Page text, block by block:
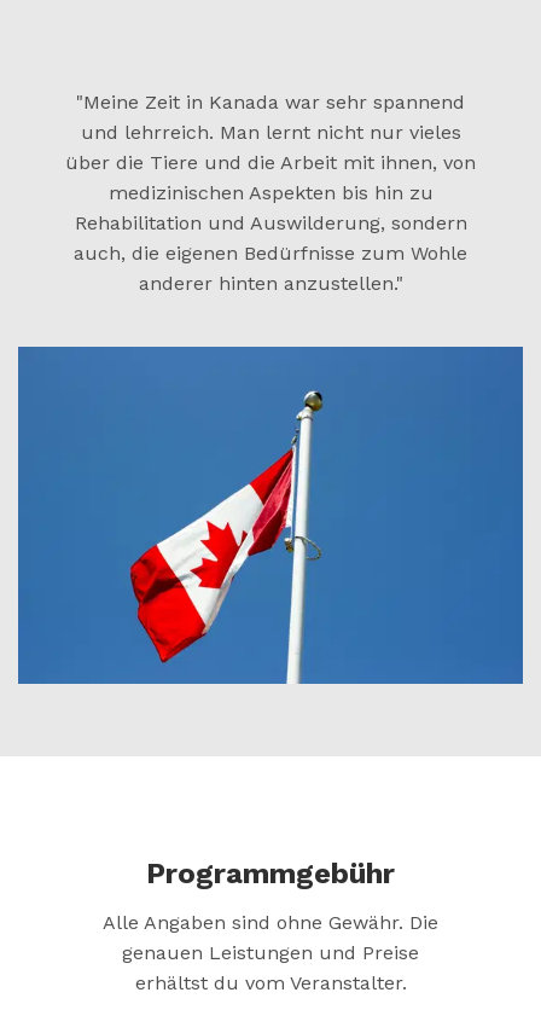
"Meine Zeit in Kanada war sehr spannend
und lehrreich. Man lernt nicht nur vieles
über die Tiere und die Arbeit mit ihnen, von
medizinischen Aspekten bis hin zu
Rehabilitation und Auswilderung, sondern
auch, die eigenen Bedürfnisse zum Wohle
anderer hinten anzustellen."
Programmgebühr
Alle Angaben sind ohne Gewähr. Die
genauen Leistungen und Preise
erhältst du vom Veranstalter.